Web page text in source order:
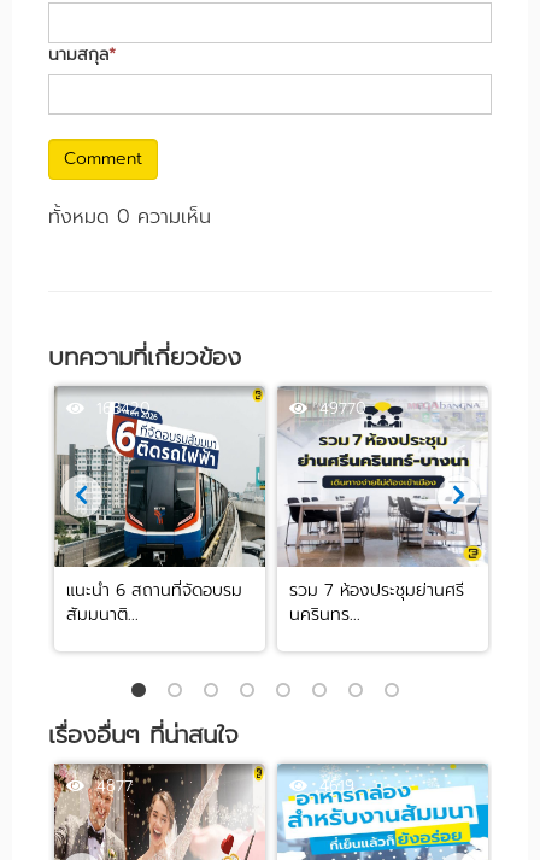
นามสกุล*
Comment
ทั้งหมด 0 ความเห็น
บทความที่เกี่ยวข้อง
163420
แนะนำ 6 สถานที่จัดอบรม
สัมมนาติ...
49770
รวม 7 ห้องประชุมย่านศรี
นครินทร...
เรื่องอื่นๆ ที่น่าสนใจ
4877 4619